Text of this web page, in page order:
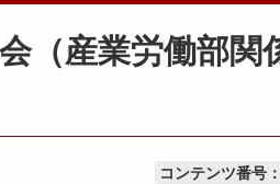
（産業労働部
コンテンツ番号